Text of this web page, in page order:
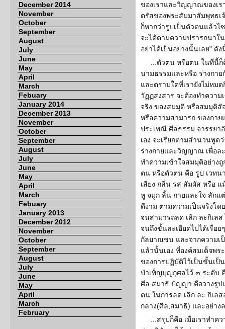
December 2014
November
October
September
August
July
June
May
April
March
Febuary
January 2014
December 2013
November
October
September
August
July
June
May
April
March
Febuary
January 2013
December 2012
November
October
September
August
July
June
May
April
March
February
ของเราและวิญญาณของเร
ตรัสของพระสัมมาสัมพุทธเ
ก็หากว่ารูปเป็นตัวตนแล้วไ
จะได้ตามความปรารถนาใ
อย่าได้เป็นอย่างนั้นเลย" ดั
...ตัวตน หรือตน ในที่นี้
นามธรรมและหรือ ร่างกาย
และตราบใดที่เรายังไม่หมด
วัฏฏสงสาร จะต้องทำควา
จริง ของสมมุติ หรือสมมุติสั
หรือความสามารถ ของกา
ประเพณี ศีลธรรม จารรยา
เอง จะเรียกตามสำนวนพู
ร่างกายและวิญญาณ เพื่อล
ทำความเข้าใจสมมุติอย่าง
ตน หรือตัวตน คือ รูป เวท
เสียง กลิ่น รส สัมผัส หรือ
หู จมูก ลิ้น กายและใจ สักแ
ดีงาม ตามความเป็นจริงโด
จนสามารถลด เลิก ละกิเล
จนถึงขั้นละเอียดไปได้เรื่อ
กัลยาณชน และจากความเ
แล้วนั้นเอง ที่องค์สมเด็จพร
ของการปฏิบัติไว้เป็นขั้นเป็
บำเพ็ญบุญกุศลไว้ ๓ ระดับ
ศีล สมาธิ ปัญญา คือวางรู
ตน ในการลด เลิก ละ กิเล
กลาง(ศีล,สมาธิ) และอย่า
...สรุปก็คือ เมื่อเราทำ